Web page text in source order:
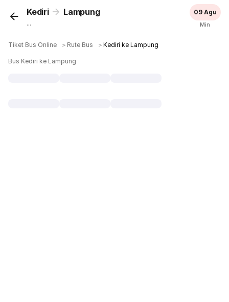
Kediri Lampung
...
09 Agu
Min
Tiket Bus Online ＞ Rute Bus ＞Kediri ke Lampung
Bus Kediri ke Lampung